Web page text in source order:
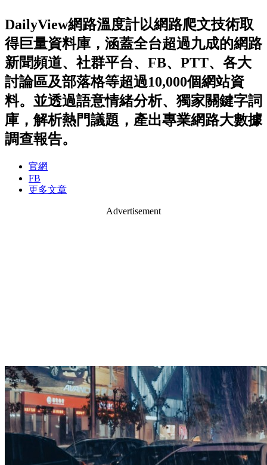
DailyView網路溫度計以網路爬文技術取
得巨量資料庫，涵蓋全台超過九成的網路
新聞頻道、社群平台、FB、PTT、各大
討論區及部落格等超過10,000個網站資
料。並透過語意情緒分析、獨家關鍵字詞
庫，解析熱門議題，產出專業網路大數據
調查報告。
官網
FB
更多文章
Advertisement